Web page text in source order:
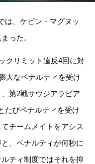
、ケビン・マグヌッ
った。
クリミット違反4回に対
大なペナルティを受け
第2戦サウジアラビア
たびペナルティを受け
チームメイトをアシス
、ペナルティが何秒に
ティ制度ではそれを抑